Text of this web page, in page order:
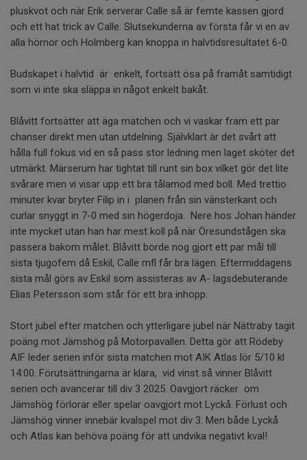
pluskvot och när Erik serverar Calle så är femte kassen gjord
och ett hat trick av Calle. Slutsekunderna av första får vi en av
alla hörnor och Holmberg kan knoppa in halvtidsresultatet 6-0.
Budskapet i halvtid är enkelt, fortsätt ösa på framåt samtidigt
som vi inte ska släppa in något enkelt bakåt.
Blåvitt fortsätter att äga matchen och vi vaskar fram ett par
chanser direkt men utan utdelning. Självklart är det svårt att
hålla full fokus vid en så pass stor ledning men laget sköter det
utmärkt. Märserum har tightat till runt sin box vilket gör det lite
svårare men vi visar upp ett bra tålamod med boll. Med trettio
minuter kvar bryter Filip in i planen från sin vänsterkant och
curlar snyggt in 7-0 med sin högerdoja. Nere hos Johan händer
inte mycket utan han har mest koll på när Öresundstågen ska
passera bakom målet. Blåvitt borde nog gjort ett par mål till
sista tjugofem då Eskil, Calle mfl får bra lägen. Eftermiddagens
sista mål görs av Eskil som assisteras av A- lagsdebuterande
Elias Petersson som står för ett bra inhopp.
Stort jubel efter matchen och ytterligare jubel när Nättraby tagit
poäng mot Jämshög på Motorpavallen. Detta gör att Rödeby
AIF leder serien inför sista matchen mot AIK Atlas lör 5/10 kl
14:00. Förutsättningarna är klara, vid vinst så vinner Blåvitt
serien och avancerar till div 3 2025. Oavgjort räcker om
Jämshög förlorar eller spelar oavgjort mot Lyckå. Förlust och
Jämshög vinner innebär kvalspel mot div 3. Men både Lyckå
och Atlas kan behöva poäng för att undvika negativt kval!